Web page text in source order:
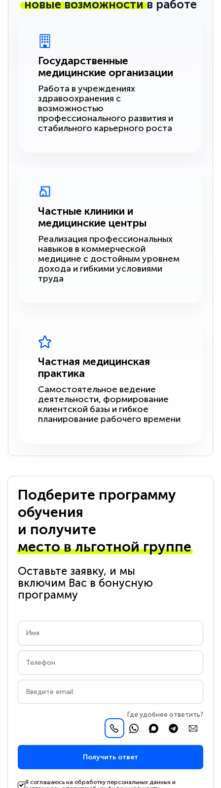
новые возможностив работе
Государственные
медицинские организации
Работа в учреждениях
здравоохранения с
возможностью
профессионального развития и
стабильного карьерного роста
Частные клиники и
медицинские центры
Реализация профессиональных
навыков в коммерческой
медицине с достойным уровнем
дохода и гибкими условиями
труда
Частная медицинская
практика
Самостоятельное ведение
деятельности, формирование
клиентской базы и гибкое
планирование рабочего времени
Подберите программу
обучения
и получите
место в льготной группе
Оставьте заявку, и мы
включим Вас в бонусную
программу
Где удобнее ответить?
Получить ответ
Я соглашаюсь на обработку персональных данных и